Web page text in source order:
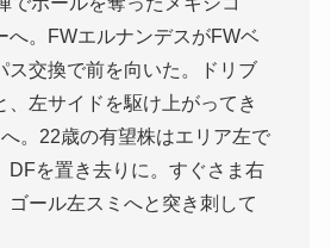
へ。FWエルナンデスがFWベ
ス交換で前を向いた。ドリブ
、左サイドを駆け上がってき
。22歳の有望株はエリア左で
DFを置き去りに。すぐさま右
ゴール左スミへと突き刺して